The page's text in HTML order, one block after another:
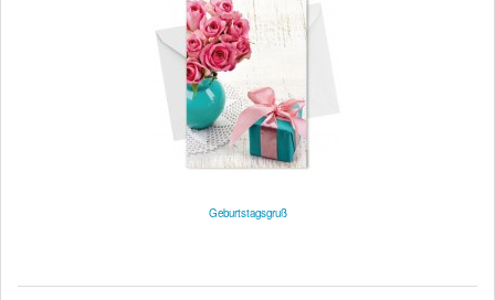
Geburtstagsgruß